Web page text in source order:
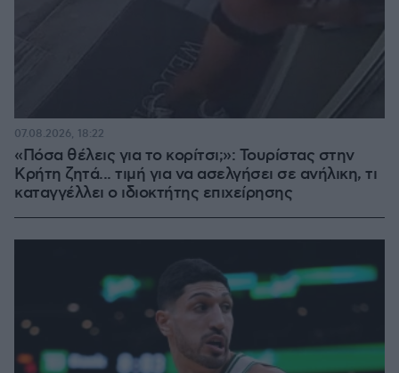
«Πόσα θέλεις για το κορίτσι;»: Τουρίστας στην
Κρήτη ζητά... τιμή για να ασελγήσει σε ανήλικη, τι
καταγγέλλει ο ιδιοκτήτης επιχείρησης
07.08.2026, 18:22